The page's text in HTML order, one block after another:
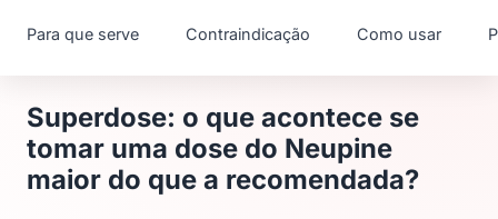
Para que serve Contraindicação Como usar
Superdose: o que acontece se
tomar uma dose do Neupine
maior do que a recomendada?